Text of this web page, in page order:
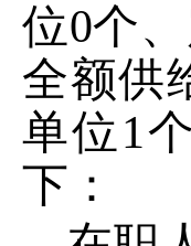
位0个
全额供
单位1
下：